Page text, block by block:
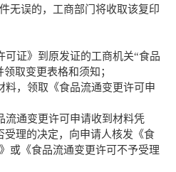
无误的，工商部门将收取该复印
证》到原发证的工商机关“食品
取变更表格和须知；
，领取《食品流通变更许可申
通变更许可申请收到材料凭
受理的决定，向申请人核发《食
或《食品流通变更许可不予受理